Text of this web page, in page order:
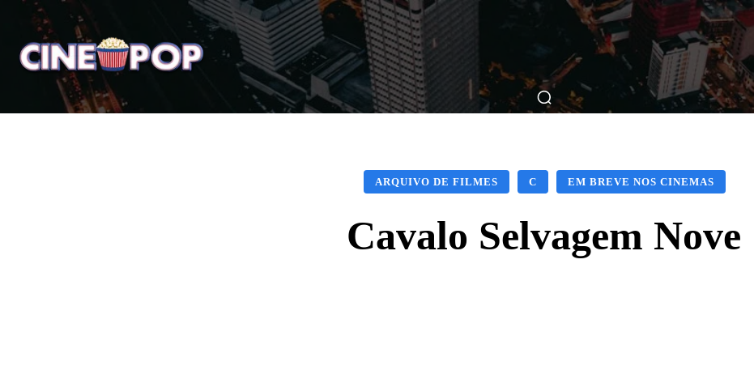
Home Notícias Críticas Breve Nos Cinemas Matérias Nos Cinemas Filmes
ARQUIVO DE FILMES C EM BREVE NOS CINEMAS
Cavalo Selvagem Nove